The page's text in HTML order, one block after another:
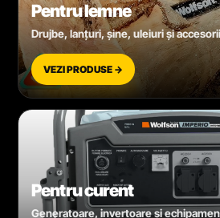
Pentru lemne
Drujbe, lanțuri, șine, uleiuri și
VEZI PRODUSE →
Pentru curent
Generatoare, invertoare și